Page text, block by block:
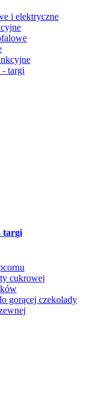
i elektryczne
targi
cukrowej
gorącej czekolady